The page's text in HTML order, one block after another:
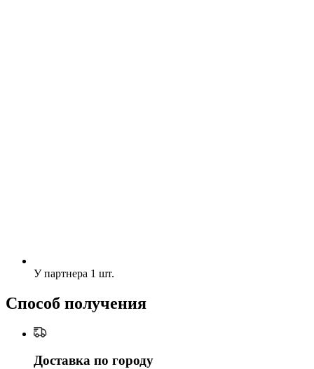
У партнера 1 шт.
Способ получения
Доставка по городу